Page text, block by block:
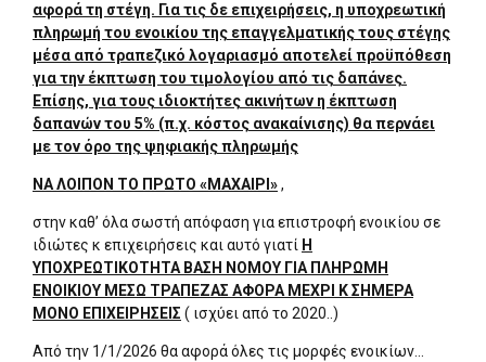
αφορά τη στέγη. Για τις δε επιχειρήσεις, η υποχρεωτική
πληρωμή του ενοικίου της επαγγελματικής τους στέγης
μέσα από τραπεζικό λογαριασμό αποτελεί προϋπόθεση
για την έκπτωση του τιμολογίου από τις δαπάνες.
Επίσης, για τους ιδιοκτήτες ακινήτων η έκπτωση
δαπανών του 5% (π.χ. κόστος ανακαίνισης) θα περνάει
με τον όρο της ψηφιακής πληρωμής
ΝΑ ΛΟΙΠΟΝ ΤΟ ΠΡΩΤΟ «ΜΑΧΑΙΡΙ»,
στην καθ’ όλα σωστή απόφαση για επιστροφή ενοικίου σε
ιδιώτες κ επιχειρήσεις και αυτό γιατί Η
ΥΠΟΧΡΕΩΤΙΚΟΤΗΤΑ ΒΑΣΗ ΝΟΜΟΥ ΓΙΑ ΠΛΗΡΩΜΗ
ΕΝΟΙΚΙΟΥ ΜΕΣΩ ΤΡΑΠΕΖΑΣ ΑΦΟΡΑ ΜΕΧΡΙ Κ ΣΗΜΕΡΑ
ΜΟΝΟ ΕΠΙΧΕΙΡΗΣΕΙΣ ( ισχύει από το 2020..)
Από την 1/1/2026 θα αφορά όλες τις μορφές ενοικίων…